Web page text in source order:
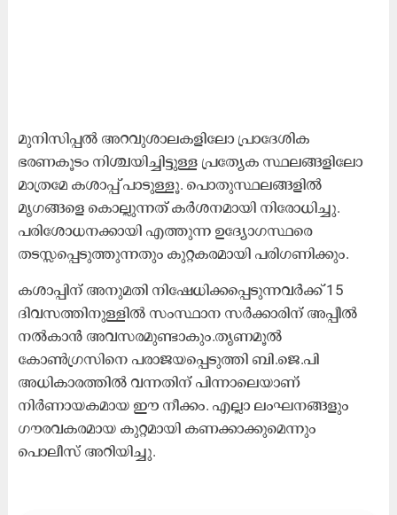
മുനിസിപ്പൽ അറവുശാലകളിലോ പ്രാദേശിക
ഭരണകൂടം നിശ്ചയിച്ചിട്ടുള്ള പ്രത്യേക സ്ഥലങ്ങളിലോ
മാത്രമേ കശാപ്പ് പാടുള്ളൂ. പൊതുസ്ഥലങ്ങളിൽ
മൃഗങ്ങളെ കൊല്ലുന്നത് കർശനമായി നിരോധിച്ചു.
പരിശോധനക്കായി എത്തുന്ന ഉദ്യോഗസ്ഥരെ
തടസ്സപ്പെടുത്തുന്നതും കുറ്റകരമായി പരിഗണിക്കും.
കശാപ്പിന് അനുമതി നിഷേധിക്കപ്പെടുന്നവർക്ക് 15
ദിവസത്തിനുള്ളിൽ സംസ്ഥാന സർക്കാരിന് അപ്പീൽ
നൽകാൻ അവസരമുണ്ടാകും.തൃണമൂൽ
കോൺഗ്രസിനെ പരാജയപ്പെടുത്തി ബി.ജെ.പി
അധികാരത്തിൽ വന്നതിന് പിന്നാലെയാണ്
നിർണായകമായ ഈ നീക്കം. എല്ലാ ലംഘനങ്ങളും
ഗൗരവകരമായ കുറ്റമായി കണക്കാക്കുമെന്നും
പൊലീസ് അറിയിച്ചു.